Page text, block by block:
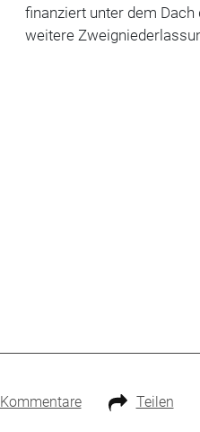
finanziert unter dem Dach
weitere
Kommentare Teilen